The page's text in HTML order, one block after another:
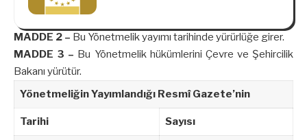
Anlaşması
MADDE 2 – Bu Yönetmelik yayımı tarihinde yürürlüğe girer.
MADDE 3 – Bu Yönetmelik hükümlerini Çevre ve Şehircilik
Bakanı yürütür.
Yönetmeliğin Yayımlandığı Resmî Gazete’nin
Tarihi Sayısı